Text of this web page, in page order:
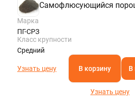
Самофлюсующийся
Марка
ПГ-СРЗ
Класс крупности
Средний
Узнать цену В корзину В
Узнать цену